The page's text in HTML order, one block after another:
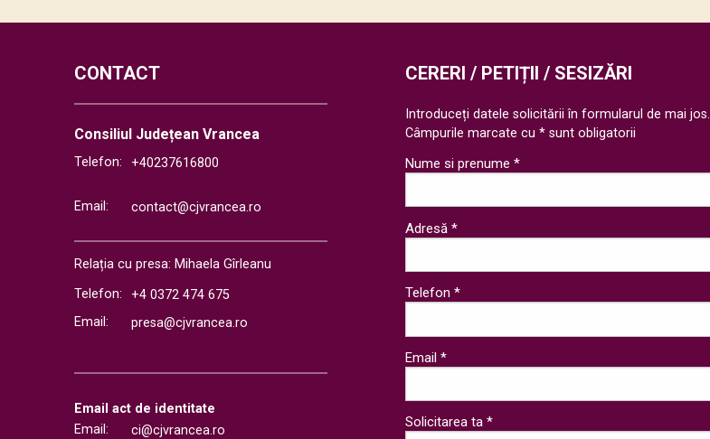
CONTACT
Consiliul Județean Vrancea
Telefon: +40237616800
Email: contact@cjvrancea.ro
Relația cu presa: Mihaela Gîrleanu
Telefon:
+4 0372 474 675
Email:
presa@cjvrancea.ro
Email act de identitate
Email:
ci@cjvrancea.ro
CERERI / PETIȚII / SESIZĂRI
Introduceți datele solicitării în formularul de mai jos.
Câmpurile marcate cu * sunt obligatorii
Nume si prenume *
Adresă *
Telefon *
Email *
Solicitarea ta *